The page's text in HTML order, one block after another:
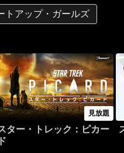
トアップ・ガールズ
見放題
ター・トレック：ピカー
ド